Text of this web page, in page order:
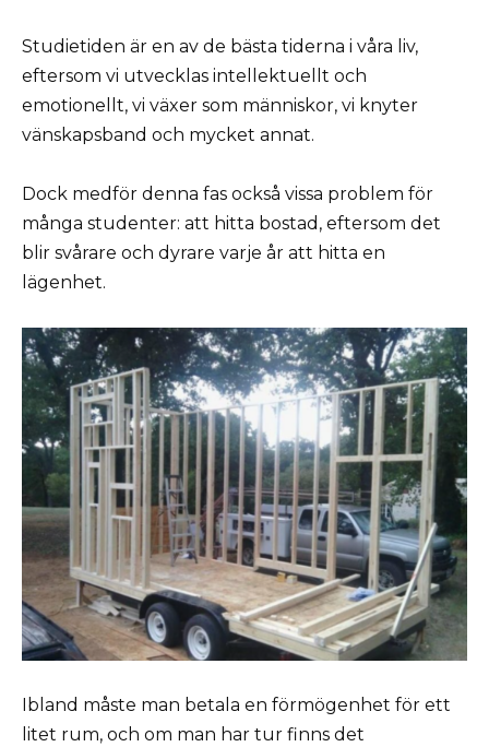
Studietiden är en av de bästa tiderna i våra liv,
eftersom vi utvecklas intellektuellt och
emotionellt, vi växer som människor, vi knyter
vänskapsband och mycket annat.
Dock medför denna fas också vissa problem för
många studenter: att hitta bostad, eftersom det
blir svårare och dyrare varje år att hitta en
lägenhet.
Ibland måste man betala en förmögenhet för ett
litet rum, och om man har tur finns det